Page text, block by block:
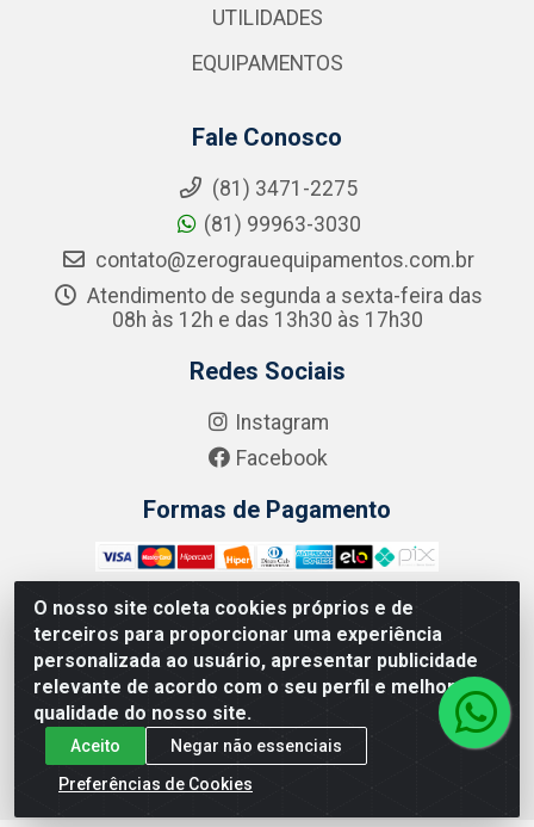
O nosso site coleta cookies próprios e de
terceiros para proporcionar uma experiência
personalizada ao usuário, apresentar publicidade
relevante de acordo com o seu perfil e melhorar a
qualidade do nosso site.
Aceito
Negar não essenciais
Preferências de Cookies
UTILIDADES
EQUIPAMENTOS
Fale Conosco
(81) 3471-2275
(81) 99963-3030
contato@zerograuequipamentos.com.br
Atendimento de segunda a sexta-feira das
08h às 12h e das 13h30 às 17h30
Redes Sociais
Instagram
Facebook
Formas de Pagamento
Zero Grau - Rua Jean Emile Favre, 746 - Ipsep,
Recife/PE - CEP 51.190-450 - CNPJ 09.132.989/0001-61